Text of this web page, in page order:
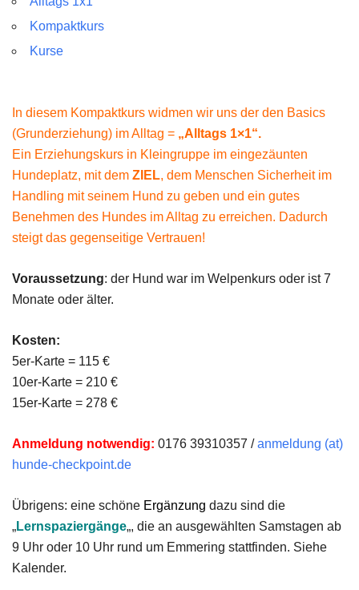
Kompaktkurs
Kurse
In diesem Kompaktkurs widmen wir uns der den Basics
(Grunderziehung) im Alltag = „Alltags 1×1“.
Ein Erziehungskurs in Kleingruppe im eingezäunten
Hundeplatz, mit dem ZIEL, dem Menschen Sicherheit im
Handling mit seinem Hund zu geben und ein gutes
Benehmen des Hundes im Alltag zu erreichen. Dadurch
steigt das gegenseitige Vertrauen!
Voraussetzung: der Hund war im Welpenkurs oder ist 7
Monate oder älter.
Kosten:
5er-Karte = 115 €
10er-Karte = 210 €
15er-Karte = 278 €
Anmeldung notwendig: 0176 39310357 /anmeldung (at)
hunde-checkpoint.de
Übrigens: eine schöne Ergänzung dazu sind die
„Lernspaziergänge„, die an ausgewählten Samstagen ab
9 Uhr oder 10 Uhr rund um Emmering stattfinden. Siehe
Kalender.